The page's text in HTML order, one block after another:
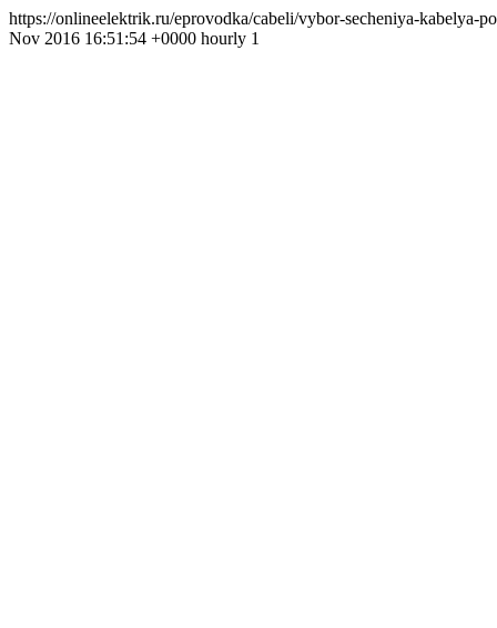
https://onlineelektrik.ru/eprovodka/cabeli/vybor-secheniya-kabelya-
Nov 2016 16:51:54 +0000 hourly 1